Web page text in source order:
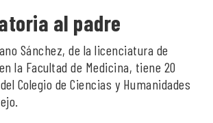
al padre
Sánchez, de la licenciatura de
la Facultad de Medicina, tiene 20
Colegio de Ciencias y Humanidades